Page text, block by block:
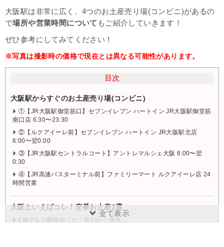
大阪駅は非常に広く、4つのお土産売り場(コンビニ)があるの
で場所や営業時間について もご紹介していきます！
ぜひ参考にしてみてください！
※写真は撮影時の価格で現在とは異なる可能性があります。
目次
大阪駅からすぐのお土産売り場(コンビニ)
①【JR大阪駅御堂筋口】セブンイレブン ハートイン JR大阪駅御堂筋
南口店 6:30〜23:30
②【ルクアイーレ前】セブンイレブン ハートイン JR大阪駅北店
6:00〜翌0:00
③【JR大阪駅セントラルコート】アントレマルシェ大阪 6:00〜翌
0:30
④【JR高速バスターミナル前】ファミリーマート ルクアイーレ店 24
時間営業
大阪といえばコレ！定番お土産2選
CMでもお馴染み「たこ昌のたこ焼き」
全て表示